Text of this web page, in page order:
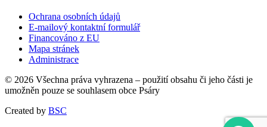
Ochrana osobních údajů
E-mailový kontaktní formulář
Financováno z EU
Mapa stránek
Administrace
© 2026 Všechna práva vyhrazena – použití obsahu či jeho části je
umožněn pouze se souhlasem obce Psáry
Created by BSC